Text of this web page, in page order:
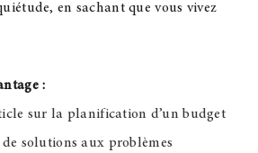
en sachant que vous vivez
:
sur la planification d’un budget
solutions aux problèmes